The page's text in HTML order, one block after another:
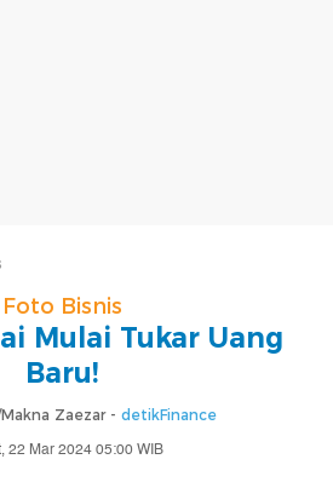
Foto Bisnis
Mulai Tukar Uang
Baru!
Zaezar - detikFinance
22 Mar 2024 05:00 WIB